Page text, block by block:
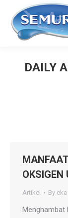
DAILY
Artikel By eka
Menghambat